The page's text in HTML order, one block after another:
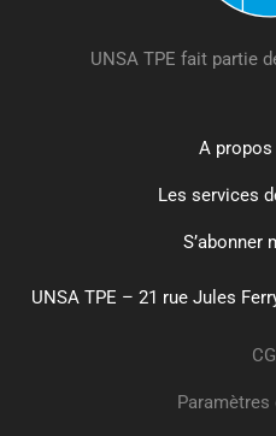
UNSA TPE fait partie
A propos
Les services
S’abonner
UNSA TPE – 21 rue Jules